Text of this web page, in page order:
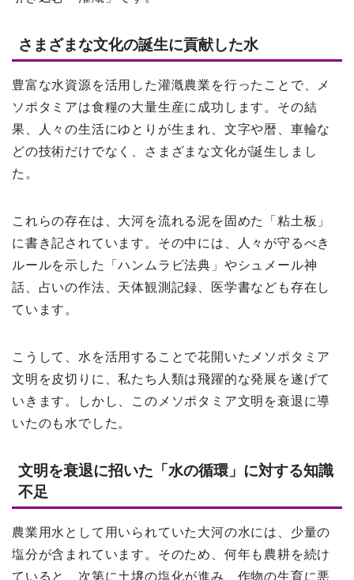
さまざまな文化の誕生に貢献した水
豊富な水資源を活用した灌漑農業を行ったことで、メ
ソポタミアは食糧の大量生産に成功します。その結
果、人々の生活にゆとりが生まれ、文字や暦、車輪な
どの技術だけでなく、さまざまな文化が誕生しまし
た。
これらの存在は、大河を流れる泥を固めた「粘土板」
に書き記されています。その中には、人々が守るべき
ルールを示した「ハンムラビ法典」やシュメール神
話、占いの作法、天体観測記録、医学書なども存在し
ています。
こうして、水を活用することで花開いたメソポタミア
文明を皮切りに、私たち人類は飛躍的な発展を遂げて
いきます。しかし、このメソポタミア文明を衰退に導
いたのも水でした。
文明を衰退に招いた「水の循環」に対する知識
不足
農業用水として用いられていた大河の水には、少量の
塩分が含まれています。そのため、何年も農耕を続け
ていると、次第に土壌の塩化が進み、作物の生育に悪